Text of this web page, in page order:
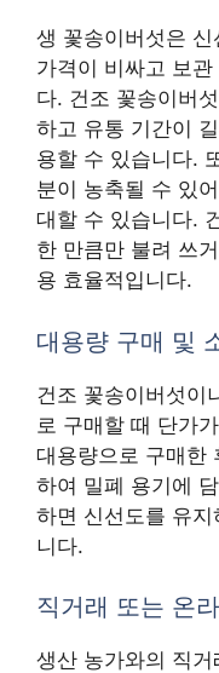
생 꽃송이버섯은
가격이 비싸고 보
다. 건조 꽃송이버
하고 유통 기간이
용할 수 있습니다.
분이 농축될 수 있
대할 수 있습니다.
한 만큼만 불려 쓰
용 효율적입니다.
대용량 구매 및
건조 꽃송이버섯이
로 구매할 때 단가
대용량으로 구매한
하여 밀폐 용기에
하면 신선도를 유
니다.
직거래 또는 온
생산 농가와의 직